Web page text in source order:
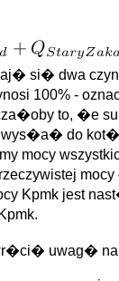
si� dwa
100% -
to, �e
do
mocy
Kpmk jest
uwag� na